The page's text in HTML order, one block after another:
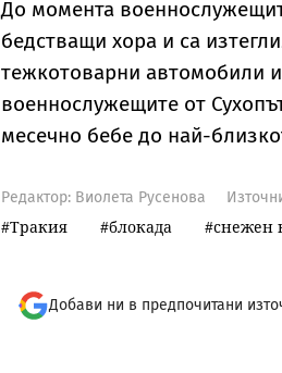
До момента
бедстващи хора и са
тежкотоварни автомобили
военнослужещите от
месечно бебе до най-
Редактор: Виолета Русенова
Тракия блокада снежен
Добави ни в предпочитани